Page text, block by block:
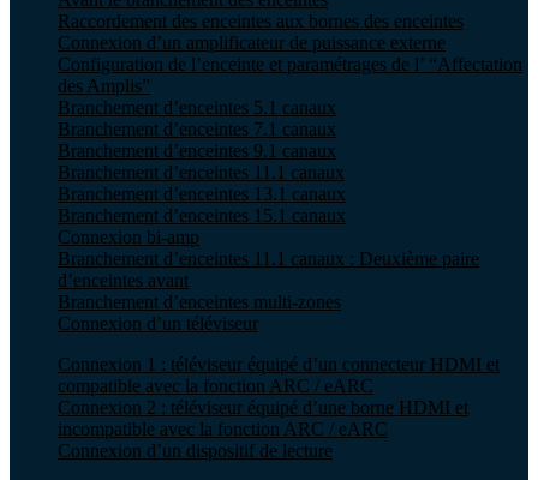
Raccordement des enceintes aux bornes des enceintes
Connexion d’un amplificateur de puissance externe
Configuration de l’enceinte et paramétrages de l’ “Affectation
des Amplis”
Branchement d’enceintes 5.1 canaux
Branchement d’enceintes 7.1 canaux
Branchement d’enceintes 9.1 canaux
Branchement d’enceintes 11.1 canaux
Branchement d’enceintes 13.1 canaux
Branchement d’enceintes 15.1 canaux
Connexion bi-amp
Branchement d’enceintes 11.1 canaux : Deuxième paire
d’enceintes avant
Branchement d’enceintes multi-zones
Connexion d’un téléviseur
Connexion 1 : téléviseur équipé d’un connecteur HDMI et
compatible avec la fonction ARC / eARC
Connexion 2 : téléviseur équipé d’une borne HDMI et
incompatible avec la fonction ARC / eARC
Connexion d’un dispositif de lecture